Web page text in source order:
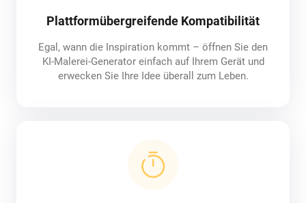
Plattformübergreifende Kompatibilität
Egal, wann die Inspiration kommt – öffnen Sie den
KI-Malerei-Generator einfach auf Ihrem Gerät und
erwecken Sie Ihre Idee überall zum Leben.